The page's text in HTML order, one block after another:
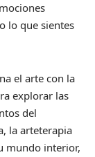
lo que sientes
el arte con la
explorar las
del
la arteterapia
mundo interior,